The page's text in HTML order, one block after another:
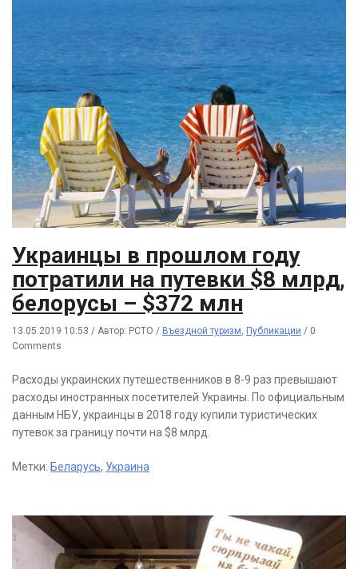
Украинцы в прошлом году
потратили на путевки $8 млрд,
белорусы – $372 млн
13.05.2019 10:53 / Автор: РСТО / Въездной туризм, Публикации / 0
Comments
Расходы украинских путешественников в 8-9 раз превышают
расходы иностранных посетителей Украины. По официальным
данным НБУ, украинцы в 2018 году купили туристических
путевок за границу почти на $8 млрд.
Метки: Беларусь, Украина